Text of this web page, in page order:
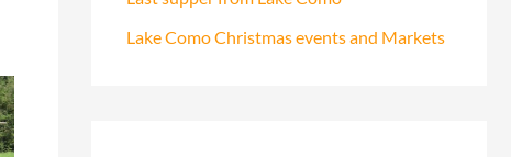
Lake Como Christmas events and Markets